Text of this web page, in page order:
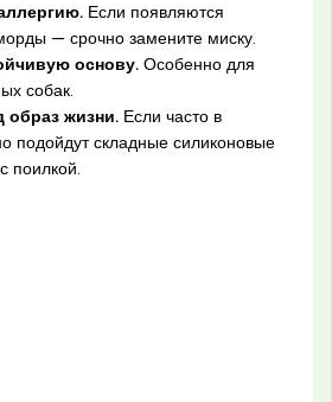
Если появляются
— срочно замените миску.
основу.Особенно для
собак.
образ жизни.Если часто в
подойдут складные силиконовые
поилкой.